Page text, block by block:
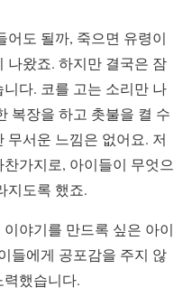
어도 될까, 죽으면 유령이
나왔죠. 하지만 결국은 잠
다. 코를 고는 소리만 나
복장을 하고 촛불을 켤 수
무서운 느낌은 없어요. 저
가지로, 아이들이 무엇으
지도록 했죠.
야기를 만드록 싶은 아이
들에게 공포감을 주지 않
했습니다.